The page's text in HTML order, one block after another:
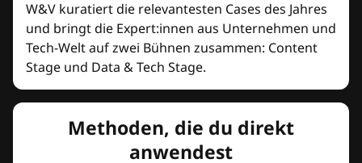
W&V kuratiert die relevantesten Cases des Jahres
und bringt die Expert:innen aus Unternehmen und
Tech-Welt auf zwei Bühnen zusammen: Content
Stage und Data & Tech Stage.
Methoden, die du direkt
anwendest